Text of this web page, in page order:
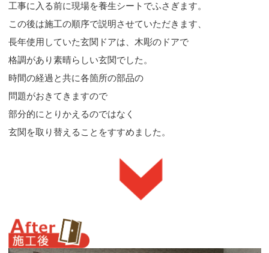
工事に入る前に現場を養生シートでふさぎます。
この後は施工の順序で説明させていただきます、
長年使用していた玄関ドアは、木彫のドアで
格調があり素晴らしい玄関でした。
時間の経過と共に各箇所の部品の
問題がおきてきますので
部分的にとりかえるのではなく
玄関を取り替えることをすすめました。